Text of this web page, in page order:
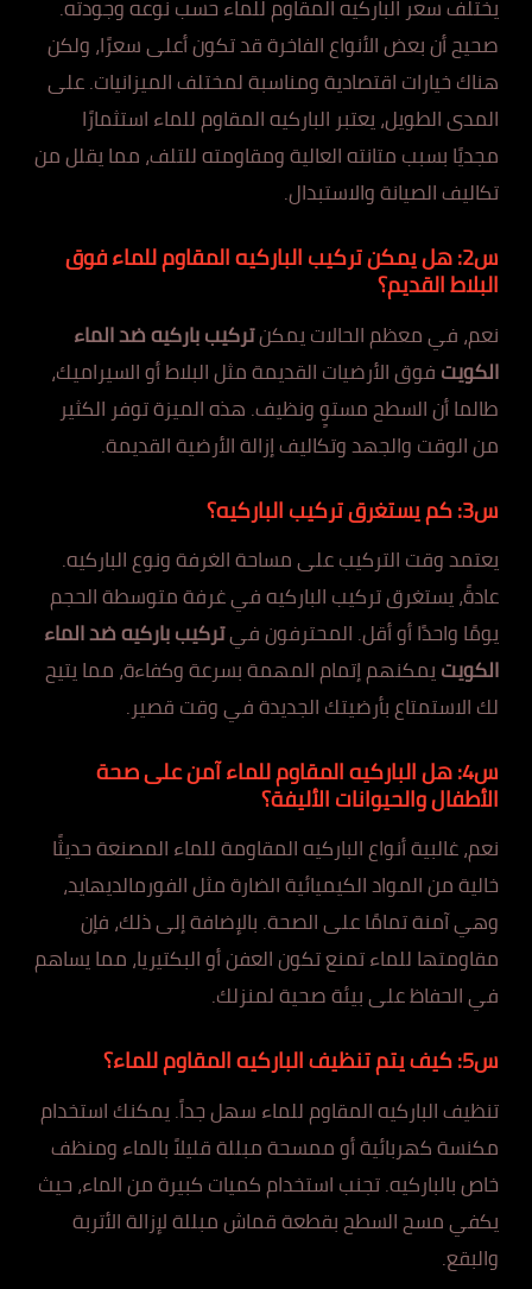
يختلف سعر الباركيه المقاوم للماء حسب نوعه وجودته.
صحيح أن بعض الأنواع الفاخرة قد تكون أعلى سعرًا، ولكن
هناك خيارات اقتصادية ومناسبة لمختلف الميزانيات. على
المدى الطويل، يعتبر الباركيه المقاوم للماء استثمارًا
مجديًا بسبب متانته العالية ومقاومته للتلف، مما يقلل من
تكاليف الصيانة والاستبدال.
س2: هل يمكن تركيب الباركيه المقاوم للماء فوق
البلاط القديم؟
نعم، في معظم الحالات يمكنتركيب باركيه ضد الماء
الكويتفوق الأرضيات القديمة مثل البلاط أو السيراميك،
طالما أن السطح مستوٍ ونظيف. هذه الميزة توفر الكثير
من الوقت والجهد وتكاليف إزالة الأرضية القديمة.
س3: كم يستغرق تركيب الباركيه؟
يعتمد وقت التركيب على مساحة الغرفة ونوع الباركيه.
عادةً، يستغرق تركيب الباركيه في غرفة متوسطة الحجم
يومًا واحدًا أو أقل. المحترفون فيتركيب باركيه ضد الماء
الكويتيمكنهم إتمام المهمة بسرعة وكفاءة، مما يتيح
لك الاستمتاع بأرضيتك الجديدة في وقت قصير.
س4: هل الباركيه المقاوم للماء آمن على صحة
الأطفال والحيوانات الأليفة؟
نعم، غالبية أنواع الباركيه المقاومة للماء المصنعة حديثًا
خالية من المواد الكيميائية الضارة مثل الفورمالديهايد،
وهي آمنة تمامًا على الصحة. بالإضافة إلى ذلك، فإن
مقاومتها للماء تمنع تكون العفن أو البكتيريا، مما يساهم
في الحفاظ على بيئة صحية لمنزلك.
س5: كيف يتم تنظيف الباركيه المقاوم للماء؟
تنظيف الباركيه المقاوم للماء سهل جداً. يمكنك استخدام
مكنسة كهربائية أو ممسحة مبللة قليلاً بالماء ومنظف
خاص بالباركيه. تجنب استخدام كميات كبيرة من الماء، حيث
يكفي مسح السطح بقطعة قماش مبللة لإزالة الأتربة
والبقع.